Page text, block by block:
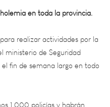
realizar actividades por la
de Seguridad
de semana largo en todo
policías y habrán